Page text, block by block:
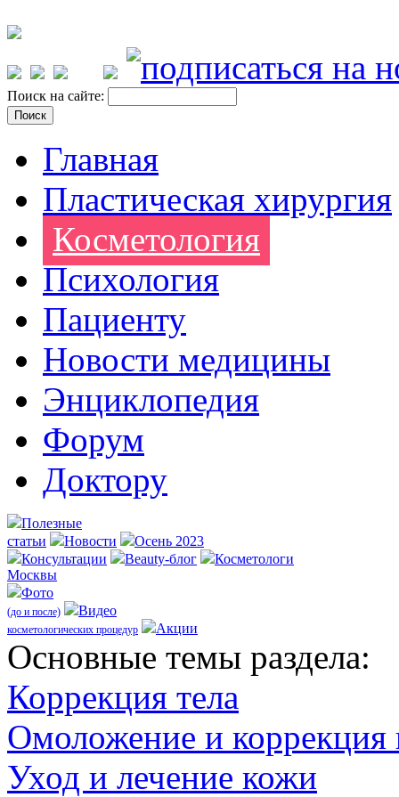
Поиск на сайте:
Главная
Пластическая хирургия
Косметология
Психология
Пациенту
Новости медицины
Энциклопедия
Форум
Доктору
Полезные
статьи
Новости
Осень 2023
Консультации
Beauty-блог
Косметологи
Москвы
Фото
(до и после) Видео
косметологических процедур Акции
Оcновные темы раздела:
Коррекция тела
Омоложение и коррекция
Уход и лечение кожи